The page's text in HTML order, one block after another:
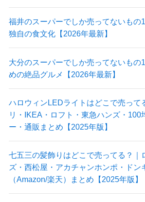
福井のスーパーでしか売ってないもの
独自の食文化【2026年最新】
大分のスーパーでしか売ってないもの
めの絶品グルメ【2026年最新】
ハロウィンLEDライトはどこで売って
リ・IKEA・ロフト・東急ハンズ・100
ー・通販まとめ【2025年版】
七五三の髪飾りはどこで売ってる？｜
ズ・西松屋・アカチャンホンポ・ドン
（Amazon/楽天）まとめ【2025年版】